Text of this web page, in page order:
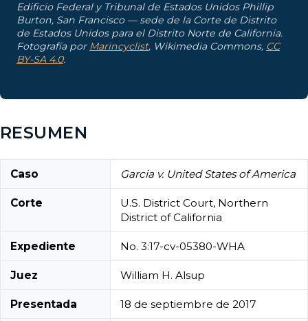
Edificio Federal y Tribunal de Estados Unidos Phillip
Burton, San Francisco — sede de la Corte de Distrito
de Estados Unidos para el Distrito Norte de California.
Fotografía por Marincyclist, Wikimedia Commons, CC
BY-SA 4.0.
RESUMEN
Caso Garcia v. United States of America
Corte
U.S. District Court, Northern
District of California
Expediente No. 3:17-cv-05380-WHA
Juez William H. Alsup
Presentada 18 de septiembre de 2017